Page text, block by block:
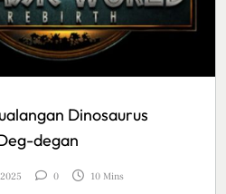
Dinosaurus
degan
0 10 Mins